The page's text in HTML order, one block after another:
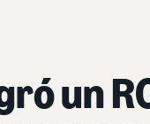
un